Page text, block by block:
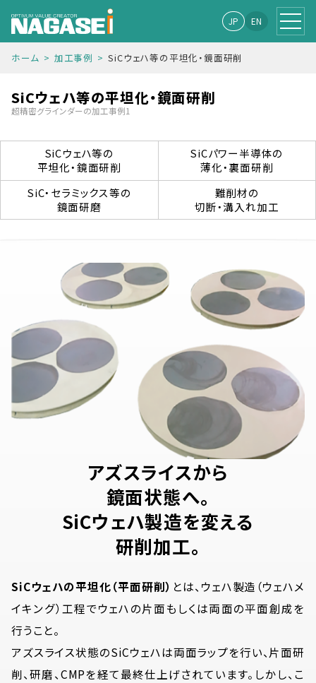
JP EN
ホーム 加工事例 SiCウェハ等の平坦化・鏡面研削
SiCウェハ等の平坦化・鏡面研削
超精密グラインダーの加工事例1
SiCウェハ等の
平坦化・鏡面研削
SiCパワー半導体の
薄化・裏面研削
SiC・セラミックス等の
鏡面研磨
難削材の
切断・溝入れ加工
アズスライスから
鏡面状態へ。
SiCウェハ製造を変える
研削加工。
SiCウェハの平坦化（平面研削） とは、ウェハ製造（ウェハメ
イキング）工程でウェハの片面もしくは両面の平面創成を
行うこと。
アズスライス状態のSiCウェハは両面ラップを行い、片面研
削、研磨、CMPを経て最終仕上げされています。しかし、こ